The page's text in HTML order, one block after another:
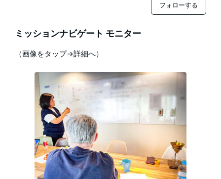
フォローする
ミッションナビゲート モニター
（画像をタップ→詳細へ）